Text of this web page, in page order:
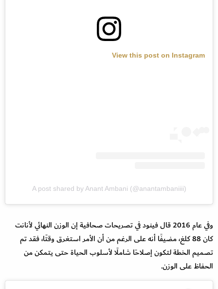
View this post on Instagram
A post shared by Anant Ambani (@anantambaniiii)
وفي عام 2016 قال فينود في تصريحات صحافية إن الوزن النهائي لأنانت
كان 88 كلغ، مضيفًا أنه على الرغم من أن الأمر استغرق وقتًا، فقد تم
تصميم الخطة لتكون إصلاحًا شاملًا لأسلوب الحياة حتى يتمكن من
الحفاظ على الوزن.